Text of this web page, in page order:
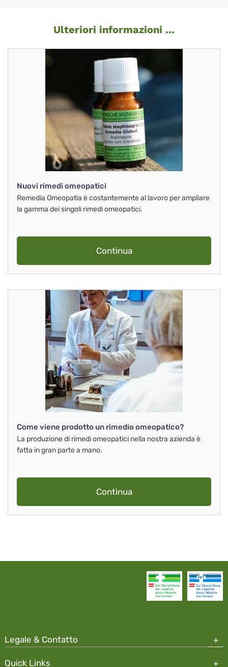
Ulteriori informazioni ...
Nuovi rimedi omeopatici
Remedia Omeopatia è costantemente al lavoro per ampliare
la gamma dei singoli rimedi omeopatici.
Continua
Come viene prodotto un rimedio omeopatico?
La produzione di rimedi omeopatici nella nostra azienda è
fatta in gran parte a mano.
Continua
Legale & Contatto
Quick Links